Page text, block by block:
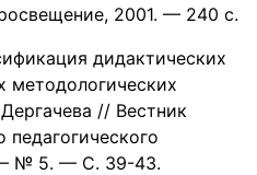
2001. — 240 с.
дидактических
методологических
// Вестник
№ 5. — С. 39-43.